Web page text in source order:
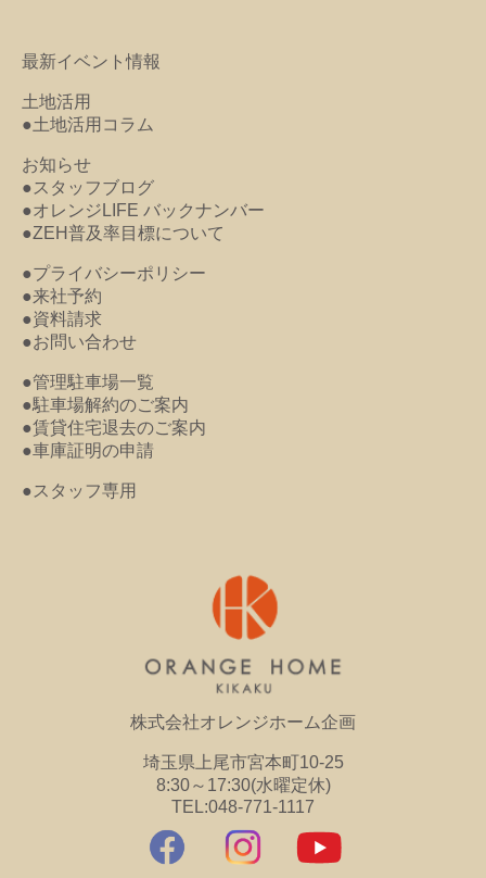
最新イベント情報
土地活用
●土地活用コラム
お知らせ
●スタッフブログ
●オレンジLIFE バックナンバー
●ZEH普及率目標について
●プライバシーポリシー
●来社予約
●資料請求
●お問い合わせ
●管理駐車場一覧
●駐車場解約のご案内
●賃貸住宅退去のご案内
●車庫証明の申請
●スタッフ専用
株式会社オレンジホーム企画
埼玉県上尾市宮本町10-25
8:30～17:30(水曜定休)
TEL:048-771-1117